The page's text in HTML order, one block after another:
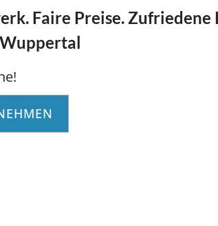
Faire Preise. Zufriedene